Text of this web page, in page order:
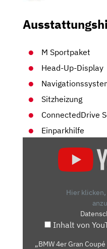
M Sportpaket
Head-Up-Display
Sitzheizung
ConnectedDrive
Einparkhilfe
YOUTUBE
Hier
Inhalt von
„BMW 4er Gran